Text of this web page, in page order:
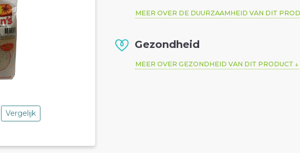
Vergelijk
MEER OVER DE DUURZAAMHEID VAN DIT
Gezondheid
MEER OVER GEZONDHEID VAN DIT PRODUCT